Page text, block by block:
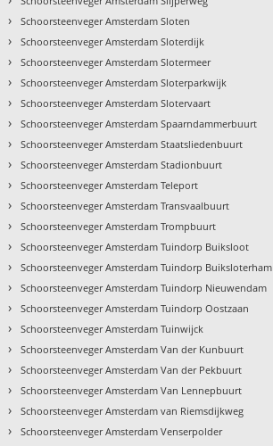
› Schoorsteenveger Amsterdam Sloten
› Schoorsteenveger Amsterdam Sloterdijk
› Schoorsteenveger Amsterdam Slotermeer
› Schoorsteenveger Amsterdam Sloterparkwijk
› Schoorsteenveger Amsterdam Slotervaart
› Schoorsteenveger Amsterdam Spaarndammerbuurt
› Schoorsteenveger Amsterdam Staatsliedenbuurt
› Schoorsteenveger Amsterdam Stadionbuurt
› Schoorsteenveger Amsterdam Teleport
› Schoorsteenveger Amsterdam Transvaalbuurt
› Schoorsteenveger Amsterdam Trompbuurt
› Schoorsteenveger Amsterdam Tuindorp Buiksloot
› Schoorsteenveger Amsterdam Tuindorp Buiksloterham
› Schoorsteenveger Amsterdam Tuindorp Nieuwendam
› Schoorsteenveger Amsterdam Tuindorp Oostzaan
› Schoorsteenveger Amsterdam Tuinwijck
› Schoorsteenveger Amsterdam Van der Kunbuurt
› Schoorsteenveger Amsterdam Van der Pekbuurt
› Schoorsteenveger Amsterdam Van Lennepbuurt
› Schoorsteenveger Amsterdam van Riemsdijkweg
› Schoorsteenveger Amsterdam Venserpolder